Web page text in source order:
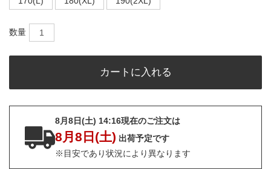
数量
8月8日(土) 14:16現在のご注文は
8月8日(土) 出荷予定です
※目安であり状況により異なります